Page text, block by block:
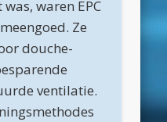
waren EPC
Ze
douche-
ventilatie.